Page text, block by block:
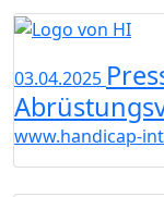
03.04.2025
www.handicap-